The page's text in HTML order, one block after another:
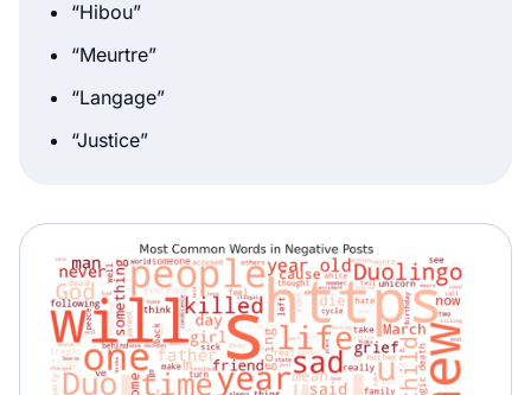
“Hibou”
“Meurtre”
“Langage”
“Justice”